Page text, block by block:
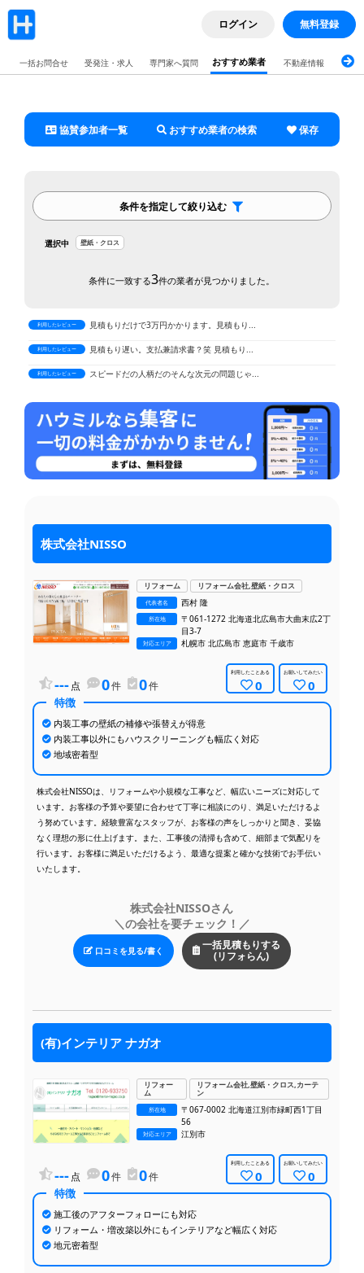
ログイン 無料登録
一括お問合せ 受発注・求人 専門家へ質問 おすすめ業者 不動産情報 ブログ
協賛参加者一覧 おすすめ業者の検索 保存
条件を指定して絞り込む
選択中 壁紙・クロス
条件に一致する3件の業者が見つかりました。
希望する間取りや設備について詳細に相談し...
引き戸で繋がっていた二間を壁にしていただ...
利用したレビュー 予定より早く完成し、スピーディーな対応に...
キッチンの工事をお願いしました。担当の方...
リフォームに際して不安な点もありましたが...
築30年のマンションで、水回り、内装のリ...
利用したレビュー 見積もりだけで3万円かかります。見積もり...
利用したレビュー 見積もり遅い。支払兼請求書？笑 見積もり...
利用したレビュー スピードだの人柄だのそんな次元の問題じゃ...
利用したレビュー 提示したイメージ写真をもとに、屋根、壁、...
利用したレビュー トイレのリフォームをお願いしました。小さ...
利用したレビュー 担当者の親切で丁寧な説明と、施工業者の方...
利用したレビュー 引き戸で繋がっていた二間を壁にしていただ...
浴室のドア工事を依頼しました。メーカーが...
利用したレビュー 予定より早く完成し、スピーディーな対応に...
利用したレビュー 日程の変更が少しありましたが、こちらの意...
リフォームに関して特にこだわりはありませ...
利用したレビュー キッチンの工事をお願いしました。担当の方...
利用したレビュー リフォームに際して不安な点もありましたが...
利用したレビュー 見積もり回答が来ない
利用したレビュー 見積もりだけで3万円かかります。見積もり...
利用したレビュー 見積もり遅い。支払兼請求書？笑 見積もり...
スピードだの人柄だのそんな次元の問題じゃ...
提示したイメージ写真をもとに、屋根、壁、...
トイレのリフォームをお願いしました。小さ...
利用したレビュー 担当者の親切で丁寧な説明と、施工業者の方...
希望する間取りや設備について詳細に相談し...
利用したレビュー 浴室のドア工事を依頼しました。メーカーが...
利用したレビュー 予定より早く完成し、スピーディーな対応に...
利用したレビュー 日程の変更が少しありましたが、こちらの意...
リフォームに関して特にこだわりはありませ...
利用したレビュー キッチンの工事をお願いしました。担当の方...
利用したレビュー リフォームに際して不安な点もありましたが...
利用したレビュー 築30年のマンションで、水回り、内装のリ...
株式会社NISSO
リフォーム リフォーム会社,壁紙・クロス
代表者名 西村 隆
所在地
〒061-1272 北海道北広島市大曲末広2丁
目3-7
対応エリア 札幌市 北広島市 恵庭市 千歳市
---点 0件 0件
利用したことある
0
お願いしてみたい
0
特徴
内装工事の壁紙の補修や張替えが得意
内装工事以外にもハウスクリーニングも幅広く対応
地域密着型
株式会社NISSOは、リフォームや小規模な工事など、幅広いニーズに対応して
います。お客様の予算や要望に合わせて丁寧に相談にのり、満足いただけるよ
う努めています。経験豊富なスタッフが、お客様の声をしっかりと聞き、妥協
なく理想の形に仕上げます。また、工事後の清掃も含めて、細部まで気配りを
行います。お客様に満足いただけるよう、最適な提案と確かな技術でお手伝い
いたします。
株式会社NISSOさん
＼の会社を要チェック！／
口コミを見る/書く
一括見積もりする
(リフォらん)
(有)インテリア ナガオ
リフォー
ム
リフォーム会社,壁紙・クロス,カーテ
ン
所在地
〒067-0002 北海道江別市緑町西1丁目
56
対応エリア 江別市
---点 0件 0件
利用したことある
0
お願いしてみたい
0
特徴
施工後のアフターフォローにも対応
リフォーム・増改築以外にもインテリアなど幅広く対応
地元密着型